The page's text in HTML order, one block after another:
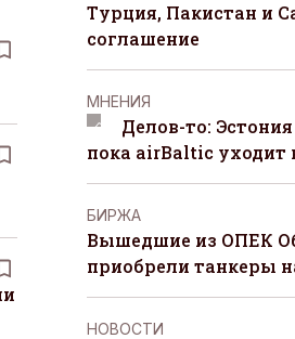
Турция, Пакистан и
соглашение
MНЕНИЯ
Делов-то:
пока airBaltic уходит
БИРЖА
Вышедшие из ОПЕК
приобрели танкеры
НОВОСТИ